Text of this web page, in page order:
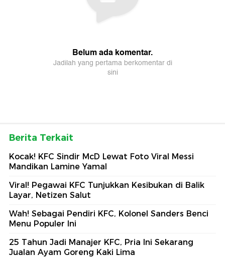
Berita Terkait
Kocak! KFC Sindir McD Lewat Foto Viral Messi
Mandikan Lamine Yamal
Viral! Pegawai KFC Tunjukkan Kesibukan di Balik
Layar, Netizen Salut
Wah! Sebagai Pendiri KFC, Kolonel Sanders Benci
Menu Populer Ini
25 Tahun Jadi Manajer KFC, Pria Ini Sekarang
Jualan Ayam Goreng Kaki Lima